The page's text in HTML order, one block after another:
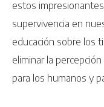
estos
supervivencia en
educación sobre los
eliminar la
para los humanos y